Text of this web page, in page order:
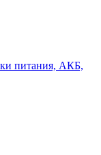
питания, АКБ,